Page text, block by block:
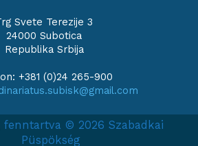
Svete Terezije 3
24000 Subotica
Republika Srbija
+381 (0)24 265-900
fenntartva © 2026 Szabadkai
Püspökség